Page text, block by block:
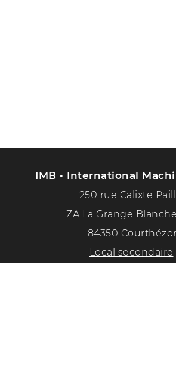
IMB • International
250 rue Calixte
ZA La Grange
84350
Local secondaire